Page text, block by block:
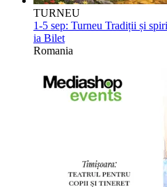
TURNEU
1-5 sep: Turneu Tradiții și
ia Bilet
Romania